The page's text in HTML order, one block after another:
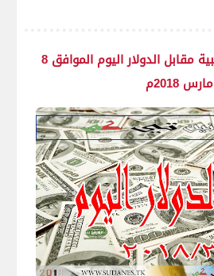
اسعار العملات الاجنبية مقابل الدولار اليوم الموافق 8
مارس 2018م